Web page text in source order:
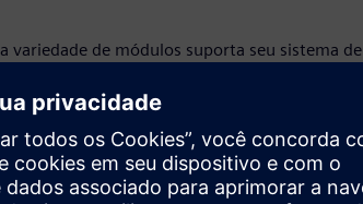
variedade de módulos suporta seu sistema de
comunicação. Configure exatamente o que
hoje e expanda facilmente mais tarde.